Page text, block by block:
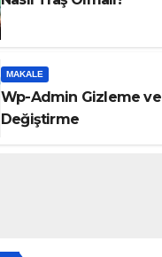
MAKALE
Wp-Admin Gizleme ve
Değiştirme